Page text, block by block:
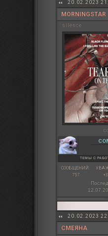
20.02.2023
MОRNINGSTAR
silence
ТЕМЫ С
СООБЩЕНИЙ:
757
20.02.2023
СМЕЯНА